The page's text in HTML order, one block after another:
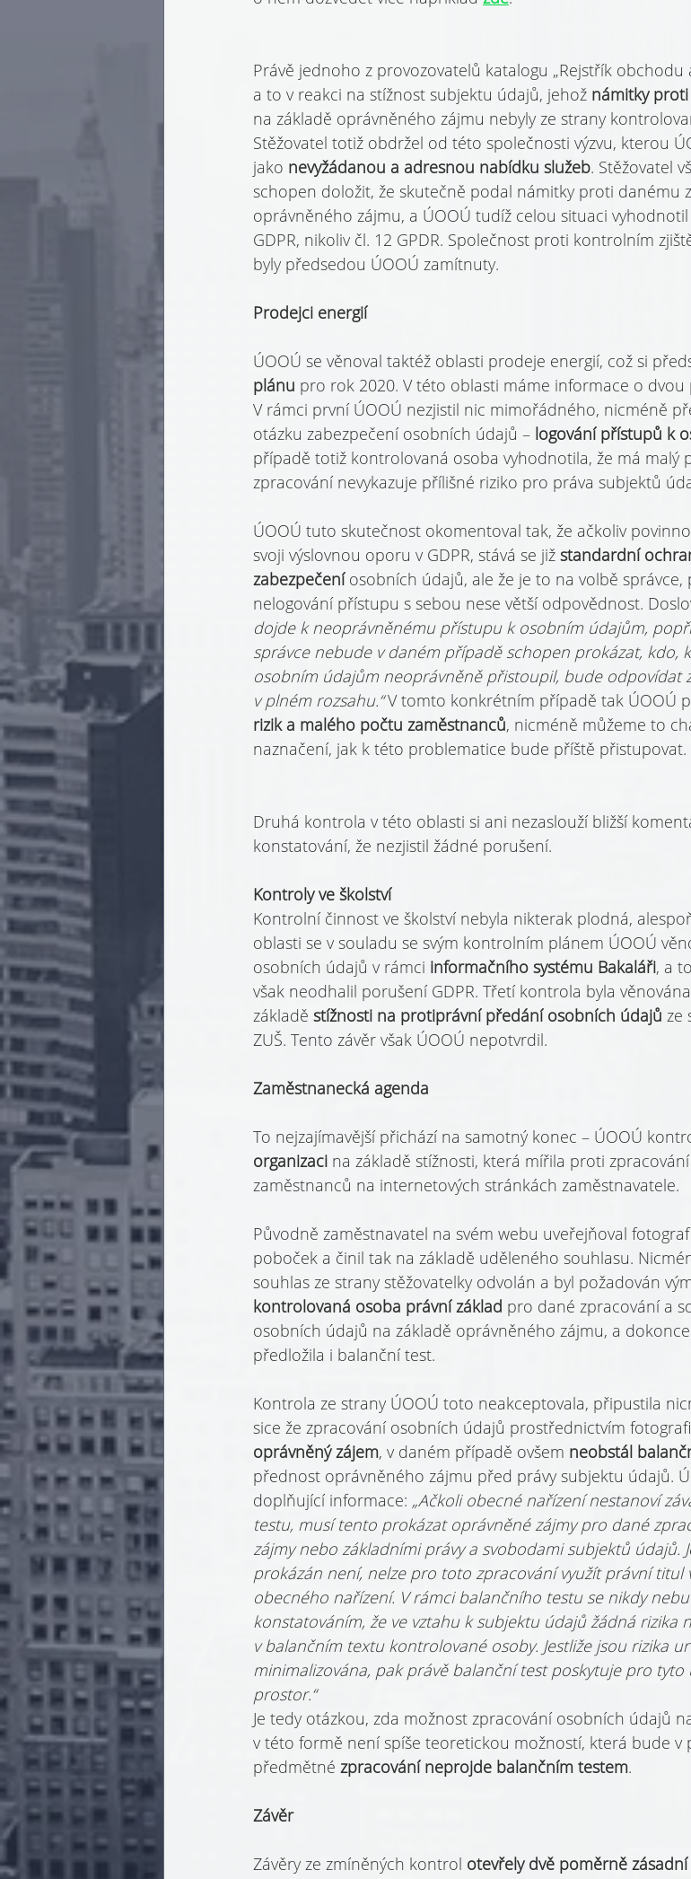
Právě jednoho z provozovatelů katalogu „Rejstřík obchodu
a to v reakci na stížnost subjektu údajů, jehož námitky
na základě oprávněného zájmu nebyly ze strany
Stěžovatel totiž obdržel od této společnosti výzvu, kterou
jako nevyžádanou a adresnou nabídku služeb. Stěžovatel
schopen doložit, že skutečně podal námitky proti danému
oprávněného zájmu, a ÚOOÚ tudíž celou situaci
GDPR, nikoliv čl. 12 GPDR. Společnost proti kontrolním
byly předsedou ÚOOÚ zamítnuty.
Prodejci energií
ÚOOÚ se věnoval taktéž oblasti prodeje energií, což si
plánu pro rok 2020. V této oblasti máme informace o
V rámci první ÚOOÚ nezjistil nic mimořádného, nicméně
otázku zabezpečení osobních údajů – logování přístupů k
případě totiž kontrolovaná osoba vyhodnotila, že má malý
zpracování nevykazuje přílišné riziko pro práva subjektů
ÚOOÚ tuto skutečnost okomentoval tak, že ačkoliv
svoji výslovnou oporu v GDPR, stává se již standardní
zabezpečení osobních údajů, ale že je to na volbě správce,
nelogování přístupu s sebou nese větší odpovědnost.
dojde k neoprávněnému přístupu k osobním údajům,
správce nebude v daném případě schopen prokázat, kdo,
osobním údajům neoprávněně přistoupil, bude odpovídat
v plném rozsahu.“ V tomto konkrétním případě tak ÚOOÚ
rizik a malého počtu zaměstnanců, nicméně můžeme to
naznačení, jak k této problematice bude příště přistupovat.
Druhá kontrola v této oblasti si ani nezaslouží bližší
konstatování, že nezjistil žádné porušení.
Kontroly ve školství
Kontrolní činnost ve školství nebyla nikterak plodná,
oblasti se v souladu se svým kontrolním plánem ÚOOÚ
osobních údajů v rámci informačního systému Bakaláři, a
však neodhalil porušení GDPR. Třetí kontrola byla
základě stížnosti na protiprávní předání osobních údajů ze
ZUŠ. Tento závěr však ÚOOÚ nepotvrdil.
Zaměstnanecká agenda
To nejzajímavější přichází na samotný konec – ÚOOÚ
organizaci na základě stížnosti, která mířila proti
zaměstnanců na internetových stránkách zaměstnavatele.
Původně zaměstnavatel na svém webu uveřejňoval
poboček a činil tak na základě uděleného souhlasu.
souhlas ze strany stěžovatelky odvolán a byl požadován
kontrolovaná osoba právní základ pro dané zpracování a
osobních údajů na základě oprávněného zájmu, a
předložila i balanční test.
Kontrola ze strany ÚOOÚ toto neakceptovala, připustila
sice že zpracování osobních údajů prostřednictvím
oprávněný zájem, v daném případě ovšem neobstál
přednost oprávněného zájmu před právy subjektu údajů.
doplňující informace: „Ačkoli obecné nařízení nestanoví
testu, musí tento prokázat oprávněné zájmy pro dané
zájmy nebo základními právy a svobodami subjektů údajů.
prokázán není, nelze pro toto zpracování využít právní titul
obecného nařízení. V rámci balančního testu se nikdy
konstatováním, že ve vztahu k subjektu údajů žádná rizika
v balančním textu kontrolované osoby. Jestliže jsou rizika
minimalizována, pak právě balanční test poskytuje pro
prostor.“
Je tedy otázkou, zda možnost zpracování osobních údajů
v této formě není spíše teoretickou možností, která bude v
předmětné zpracování neprojde balančním testem.
Závěr
Závěry ze zmíněných kontrol otevřely dvě poměrně